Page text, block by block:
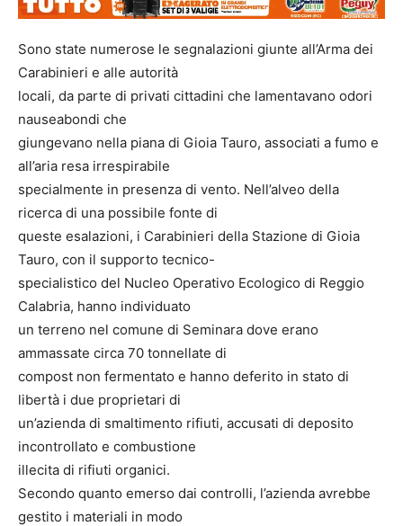
Sono state numerose le segnalazioni giunte all’Arma dei
Carabinieri e alle autorità
locali, da parte di privati cittadini che lamentavano odori
nauseabondi che
giungevano nella piana di Gioia Tauro, associati a fumo e
all’aria resa irrespirabile
specialmente in presenza di vento. Nell’alveo della
ricerca di una possibile fonte di
queste esalazioni, i Carabinieri della Stazione di Gioia
Tauro, con il supporto tecnico-
specialistico del Nucleo Operativo Ecologico di Reggio
Calabria, hanno individuato
un terreno nel comune di Seminara dove erano
ammassate circa 70 tonnellate di
compost non fermentato e hanno deferito in stato di
libertà i due proprietari di
un’azienda di smaltimento rifiuti, accusati di deposito
incontrollato e combustione
illecita di rifiuti organici.
Secondo quanto emerso dai controlli, l’azienda avrebbe
gestito i materiali in modo